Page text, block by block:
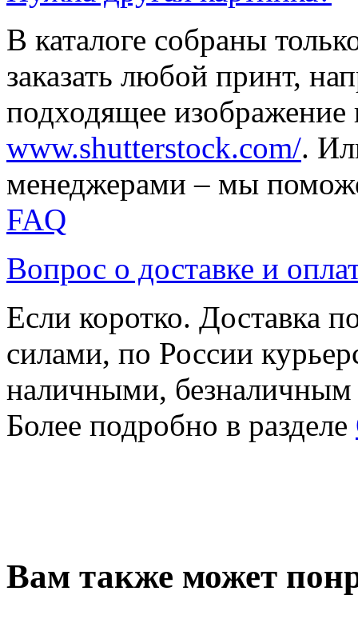
В каталоге собраны
заказать любой принт,
подходящее изображение
www.shutterstock.com/.
менеджерами – мы
FAQ
Вопрос о доставке и
Если коротко. Доставка
силами, по России
наличными,
Более подробно в разделе
Вам также может